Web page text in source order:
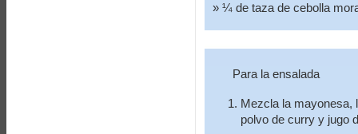
¼ de taza de cebolla
Para la ensalada
Mezcla la mayonesa,
polvo de curry y jugo